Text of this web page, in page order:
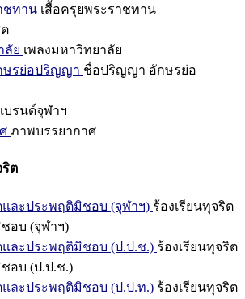
ชทาน เสื้อครุยพระราชทาน
ลัย เพลงมหาวิทยาลัย
รย่อปริญญา ชื่อปริญญา อักษรย่อ
บรนด์จุฬาฯ
ภาพบรรยากาศ
ริต
และประพฤติมิชอบ (จุฬาฯ) ร้องเรียนทุจริต
อบ (จุฬาฯ)
และประพฤติมิชอบ (ป.ป.ช.) ร้องเรียนทุจริต
อบ (ป.ป.ช.)
และประพฤติมิชอบ (ป.ป.ท.) ร้องเรียนทุจริต